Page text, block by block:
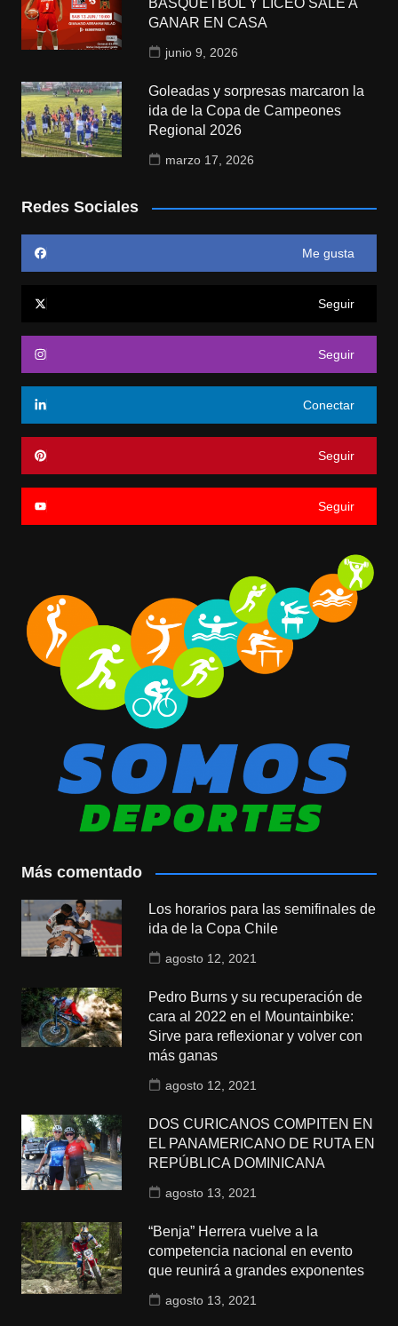
BÁSQUETBOL Y LICEO SALE A
GANAR EN CASA
junio 9, 2026
Goleadas y sorpresas marcaron la
ida de la Copa de Campeones
Regional 2026
marzo 17, 2026
Redes Sociales
Me gusta
Seguir
Seguir
Conectar
Seguir
Seguir
Más comentado
Los horarios para las semifinales de
ida de la Copa Chile
agosto 12, 2021
Pedro Burns y su recuperación de
cara al 2022 en el Mountainbike:
Sirve para reflexionar y volver con
más ganas
agosto 12, 2021
DOS CURICANOS COMPITEN EN
EL PANAMERICANO DE RUTA EN
REPÚBLICA DOMINICANA
agosto 13, 2021
“Benja” Herrera vuelve a la
competencia nacional en evento
que reunirá a grandes exponentes
agosto 13, 2021